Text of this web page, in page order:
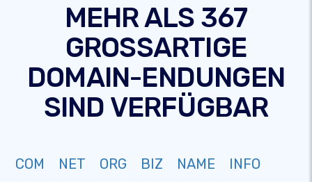
MEHR ALS 367
GROSSARTIGE
DOMAIN-ENDUNGEN
SIND VERFÜGBAR
COM NET ORG BIZ NAME
INFO